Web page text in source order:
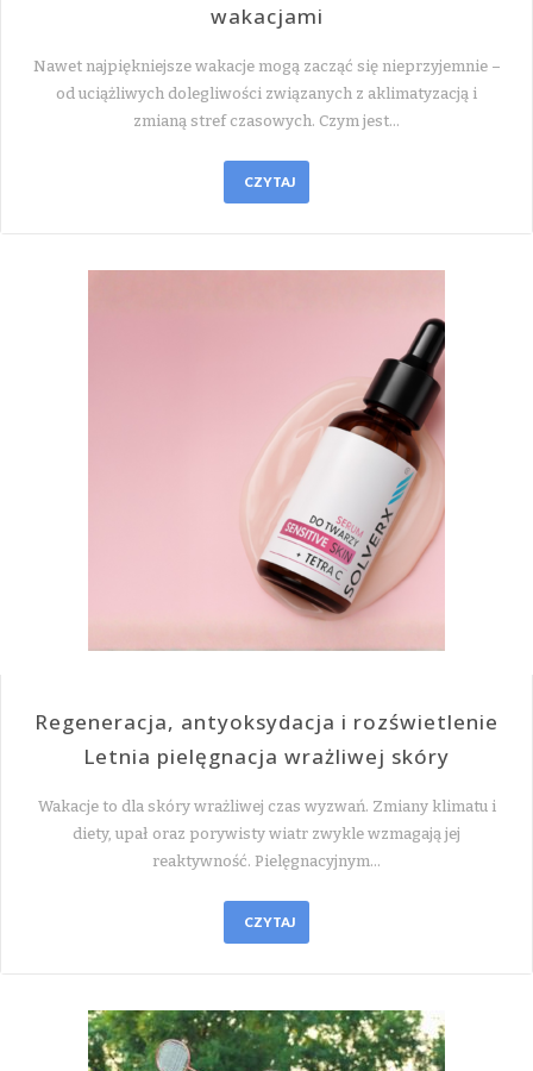
wakacjami
Nawet najpiękniejsze wakacje mogą zacząć się nieprzyjemnie –
od uciążliwych dolegliwości związanych z aklimatyzacją i
zmianą stref czasowych. Czym jest…
CZYTAJ
Regeneracja, antyoksydacja i rozświetlenie
Letnia pielęgnacja wrażliwej skóry
Wakacje to dla skóry wrażliwej czas wyzwań. Zmiany klimatu i
diety, upał oraz porywisty wiatr zwykle wzmagają jej
reaktywność. Pielęgnacyjnym…
CZYTAJ